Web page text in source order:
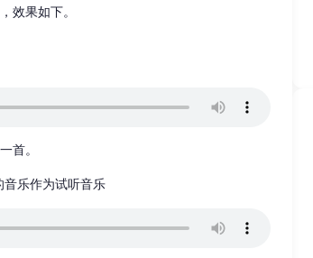
效果如下。
首。
音乐作为试听音乐